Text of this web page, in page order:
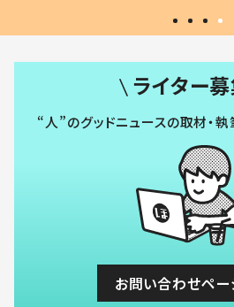
ライター募
“人”のグッドニュースの取材・
お問い合わせペー